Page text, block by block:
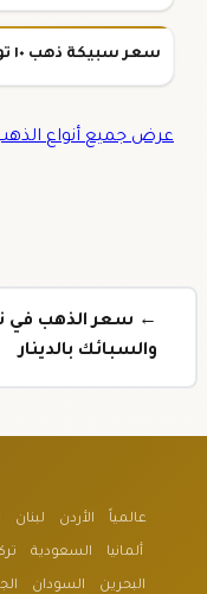
سعر سبيكة ذهب ١٠ تولة عيار ٢٤
عرض جميع أنواع
← سعر الذهب في
والسبائك بالدينار
عالمياً الأردن لبنان
ألمانيا السعودية
البحرين السودان